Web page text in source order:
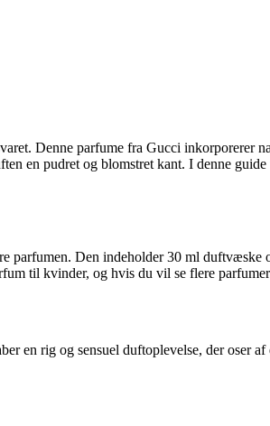
Denne parfume fra Gucci inkorporerer
en pudret og blomstret kant. I denne
Den indeholder 30 ml duftvæske
til kvinder, og hvis du vil se flere
en rig og sensuel duftoplevelse, der oser